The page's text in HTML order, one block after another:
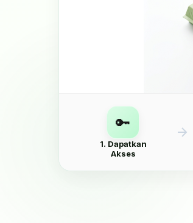
🔑
1. Dapatkan
Akses